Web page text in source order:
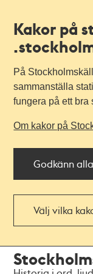
Kakor på
På
sammanställa
fungera på ett bra
Om kakor på
Godkänn
Välj vilka
navigationen
huvudinnehållet